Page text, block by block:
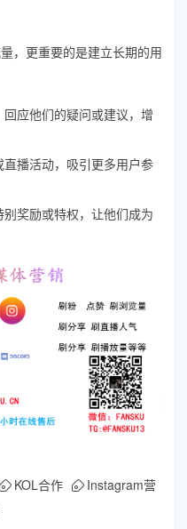
，更重要的是建立长期的用
应他们的疑问或建议，增
播活动，吸引更多用户参
奖励或特权，让他们成为
KOL合作
Instagram营